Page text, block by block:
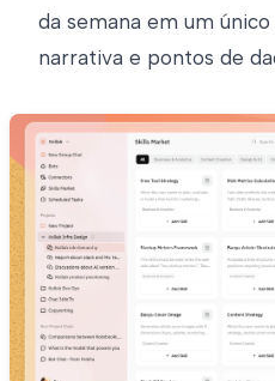
da semana em um
narrativa e pontos de